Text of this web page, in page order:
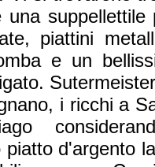
una
piattini
e un
i ricchi a
piatto d'argento